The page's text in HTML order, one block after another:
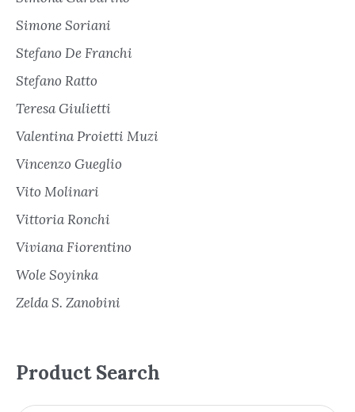
Simone Soriani
Stefano De Franchi
Stefano Ratto
Teresa Giulietti
Valentina Proietti Muzi
Vincenzo Gueglio
Vito Molinari
Vittoria Ronchi
Viviana Fiorentino
Wole Soyinka
Zelda S. Zanobini
Product Search